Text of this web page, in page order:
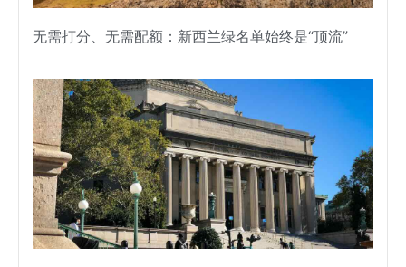
无需打分、无需配额：新西兰绿名单始终是“顶流”